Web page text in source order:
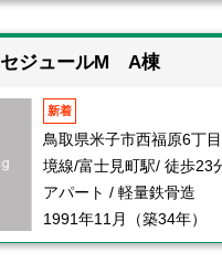
セジュールM A棟
新着
鳥取県米子市西福原6丁目
境線/富士見町駅/ 徒歩23
アパート / 軽量鉄骨造
1991年11月（築34年）